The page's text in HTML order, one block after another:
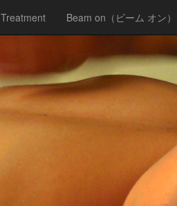
Treatment Beam on（ビーム オン）